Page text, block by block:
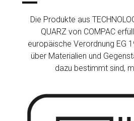
Die Produkte aus
QUARZ von COMPAC
europäische Verordnung EG
über Materialien und
dazu bestimmt sind,